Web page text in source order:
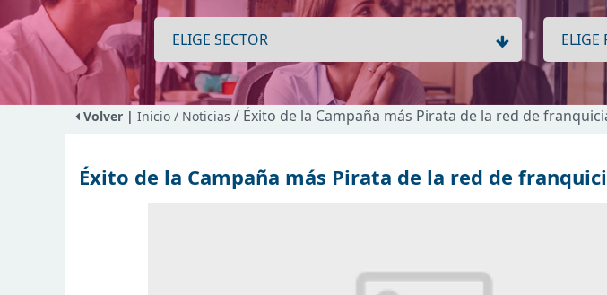
Volver | Inicio / Noticias / Éxito de la Campaña más Pirata de la red de
Éxito de la Campaña más Pirata de la red de